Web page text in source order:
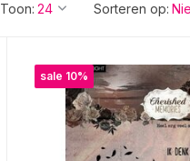
Toon: Sorteren op:
sale 10%